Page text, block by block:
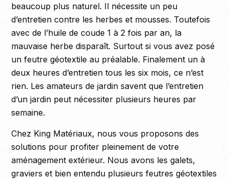
beaucoup plus naturel. Il nécessite un peu
d’entretien contre les herbes et mousses. Toutefois
avec de l’huile de coude 1 à 2 fois par an, la
mauvaise herbe disparaît. Surtout si vous avez posé
un feutre géotextile au préalable. Finalement un à
deux heures d’entretien tous les six mois, ce n’est
rien. Les amateurs de jardin savent que l’entretien
d’un jardin peut nécessiter plusieurs heures par
semaine.
Chez King Matériaux, nous vous proposons des
solutions pour profiter pleinement de votre
aménagement extérieur. Nous avons les galets,
graviers et bien entendu plusieurs feutres géotextiles